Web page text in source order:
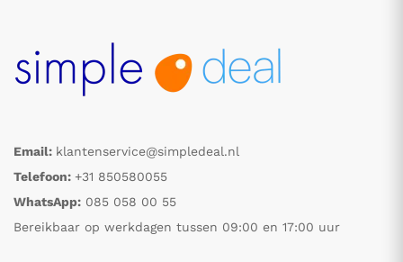
Email: klantenservice@simpledeal.nl
Telefoon: +31 850580055
WhatsApp: 085 058 00 55
Bereikbaar op werkdagen tussen 09:00 en 17:00 uur